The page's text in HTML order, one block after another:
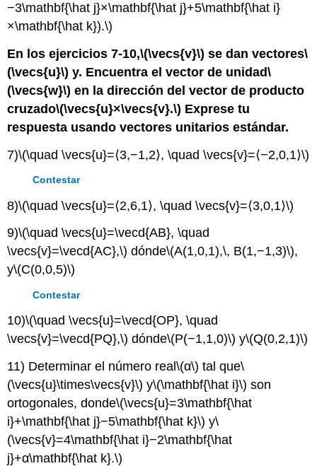
−3\mathbf{\hat j}×\mathbf{\hat j}+5\mathbf{\hat i}
×\mathbf{\hat k}).\)
En los ejercicios 7-10,\(\vecs{v}\) se dan vectores\
(\vecs{u}\) y. Encuentra el vector de unidad\
(\vecs{w}\) en la dirección del vector de producto
cruzado\(\vecs{u}×\vecs{v}.\) Exprese tu
respuesta usando vectores unitarios estándar.
7)\(\quad \vecs{u}=⟨3,−1,2⟩, \quad \vecs{v}=⟨−2,0,1⟩\)
Contestar
8)\(\quad \vecs{u}=⟨2,6,1⟩, \quad \vecs{v}=⟨3,0,1⟩\)
9)\(\quad \vecs{u}=\vecd{AB}, \quad
\vecs{v}=\vecd{AC},\) dónde\(A(1,0,1),\, B(1,−1,3)\),
y\(C(0,0,5)\)
Contestar
10)\(\quad \vecs{u}=\vecd{OP}, \quad
\vecs{v}=\vecd{PQ},\) dónde\(P(−1,1,0)\) y\(Q(0,2,1)\)
11) Determinar el número real\(α\) tal que\
(\vecs{u}\times\vecs{v}\) y\(\mathbf{\hat i}\) son
ortogonales, donde\(\vecs{u}=3\mathbf{\hat
i}+\mathbf{\hat j}−5\mathbf{\hat k}\) y\
(\vecs{v}=4\mathbf{\hat i}−2\mathbf{\hat
j}+α\mathbf{\hat k}.\)